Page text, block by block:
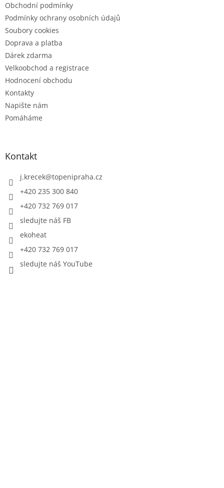
v
Obchodní podmínky
Podmínky ochrany osobních údajů
Soubory cookies
Doprava a platba
Dárek zdarma
Velkoobchod a registrace
Hodnocení obchodu
Kontakty
Napište nám
Pomáháme
Kontakt
j.krecek@topenipraha.cz
+420 235 300 840
+420 732 769 017
sledujte náš FB
ekoheat
+420 732 769 017
sledujte náš YouTube